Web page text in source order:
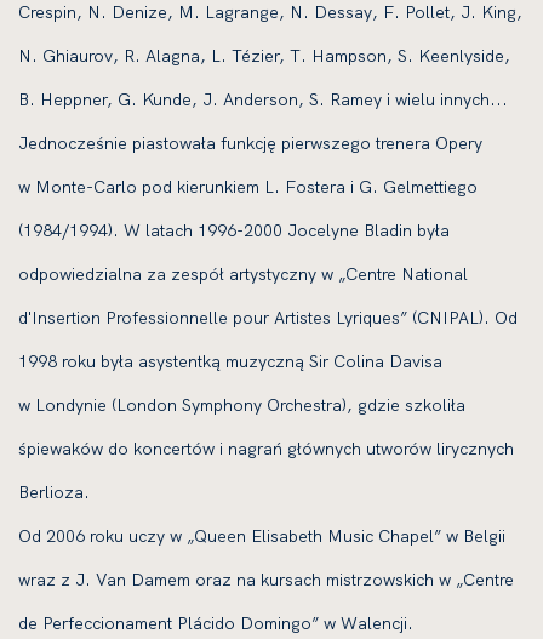
Crespin, N. Denize, M. Lagrange, N. Dessay, F. Pollet, J. King,
N. Ghiaurov, R. Alagna, L. Tézier, T. Hampson, S. Keenlyside,
B. Heppner, G. Kunde, J. Anderson, S. Ramey i wielu innych...
Jednocześnie piastowała funkcję pierwszego trenera Opery
w Monte-Carlo pod kierunkiem L. Fostera i G. Gelmettiego
(1984/1994). W latach 1996-2000 Jocelyne Bladin była
odpowiedzialna za zespół artystyczny w „Centre National
d'Insertion Professionnelle pour Artistes Lyriques” (CNIPAL). Od
1998 roku była asystentką muzyczną Sir Colina Davisa
w Londynie (London Symphony Orchestra), gdzie szkoliła
śpiewaków do koncertów i nagrań głównych utworów lirycznych
Berlioza.
Od 2006 roku uczy w „Queen Elisabeth Music Chapel” w Belgii
wraz z J. Van Damem oraz na kursach mistrzowskich w „Centre
de Perfeccionament Plácido Domingo” w Walencji.